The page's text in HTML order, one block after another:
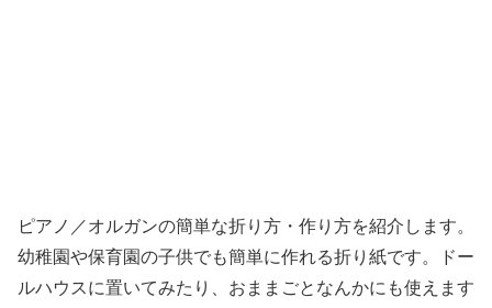
ピアノ／オルガンの簡単な折り方・作り方を紹介します。
幼稚園や保育園の子供でも簡単に作れる折り紙です。ドー
ルハウスに置いてみたり、おままごとなんかにも使えます